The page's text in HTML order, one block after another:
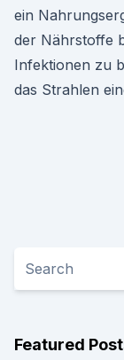
ein
der Nährstoffe
Infektionen zu
das Strahlen
Featured